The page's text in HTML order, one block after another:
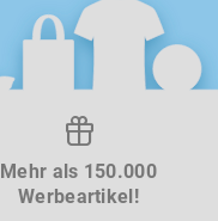
Mehr als 150.000
Werbeartikel!